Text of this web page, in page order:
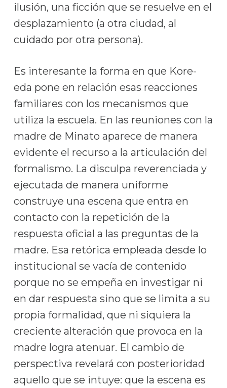
ilusión, una ficción que se resuelve en el
desplazamiento (a otra ciudad, al
cuidado por otra persona).
Es interesante la forma en que Kore-
eda pone en relación esas reacciones
familiares con los mecanismos que
utiliza la escuela. En las reuniones con la
madre de Minato aparece de manera
evidente el recurso a la articulación del
formalismo. La disculpa reverenciada y
ejecutada de manera uniforme
construye una escena que entra en
contacto con la repetición de la
respuesta oficial a las preguntas de la
madre. Esa retórica empleada desde lo
institucional se vacía de contenido
porque no se empeña en investigar ni
en dar respuesta sino que se limita a su
propia formalidad, que ni siquiera la
creciente alteración que provoca en la
madre logra atenuar. El cambio de
perspectiva revelará con posterioridad
aquello que se intuye: que la escena es